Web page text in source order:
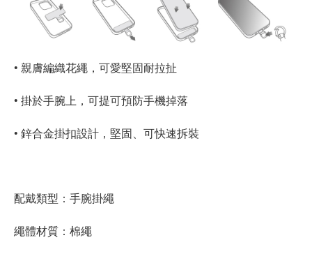
• 親膚編織花繩，可愛堅固耐拉扯
• 掛於手腕上，可提可預防手機掉落
• 鋅合金掛扣設計，堅固、可快速拆裝
配戴類型：手腕掛繩
繩體材質：棉繩